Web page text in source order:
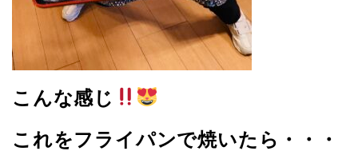
こんな感じ
これをフライパンで焼いたら・・・